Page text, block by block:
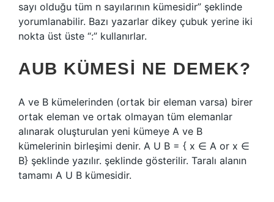
sayı olduğu tüm n sayılarının kümesidir” şeklinde
yorumlanabilir. Bazı yazarlar dikey çubuk yerine iki
nokta üst üste “:” kullanırlar.
AUB KÜMESI NE DEMEK?
A ve B kümelerinden (ortak bir eleman varsa) birer
ortak eleman ve ortak olmayan tüm elemanlar
alınarak oluşturulan yeni kümeye A ve B
kümelerinin birleşimi denir. A U B = { x ∈ A or x ∈
B} şeklinde yazılır. şeklinde gösterilir. Taralı alanın
tamamı A U B kümesidir.